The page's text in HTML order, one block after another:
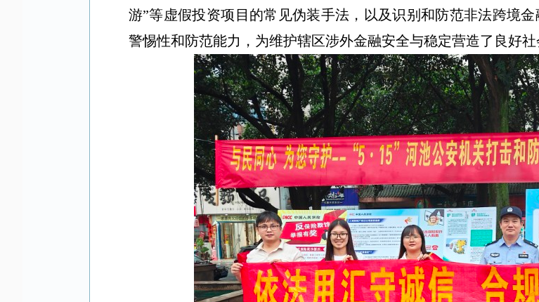
游”等虚假投资项目的常见伪装手法，以及识别和防范非法跨境
警惕性和防范能力，为维护辖区涉外金融安全与稳定营造了良好社